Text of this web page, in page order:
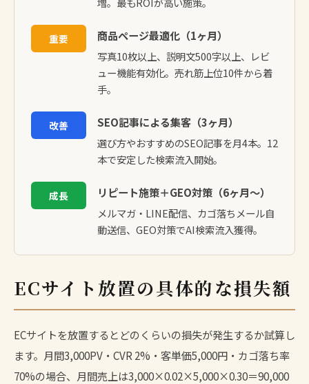
重要 商品ページ最適化（1ヶ月）
写真10枚以上、説明文500字以上、レビ
ュー機能有効化。売れ筋上位10件から着
手。
改善 SEO記事による集客（3ヶ月）
選び方やおすすめのSEO記事を月4本。12
本で安定した検索流入開始。
成長 リピート施策＋GEO対策（6ヶ月〜）
メルマガ・LINE配信、カゴ落ちメール自
動送信、 GEO対策でAI検索流入獲得。
ECサイト放置の具体的な損失額
ECサイトを放置するとどのくらいの損失が発生するか試算し
ます。月間3,000PV・CVR 2%・客単価5,000円・カゴ落ち率
70%の場合、月間売上は3,000×0.02×5,000×0.30＝90,000